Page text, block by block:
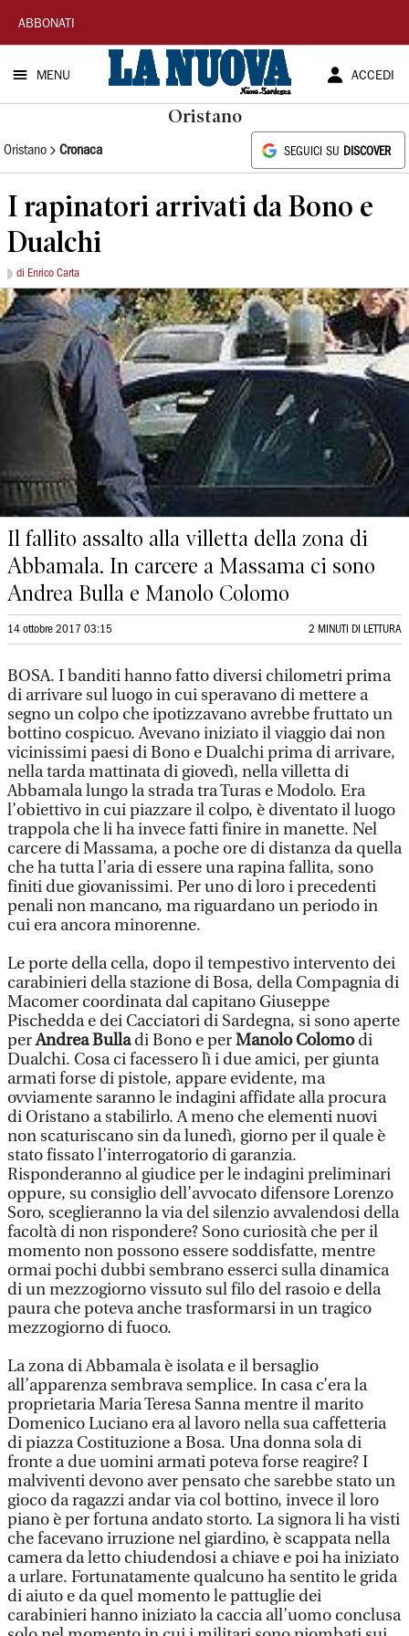
La
Nuova
Sardegna
ABBONATI
MENU ACCEDI
Oristano
Oristano Cronaca SEGUICI SU DISCOVER
I rapinatori arrivati da Bono e
Dualchi
di Enrico Carta
Il fallito assalto alla villetta della zona di
Abbamala. In carcere a Massama ci sono
Andrea Bulla e Manolo Colomo
14 ottobre 2017 03:15 2 MINUTI DI LETTURA
BOSA. I banditi hanno fatto diversi chilometri prima
di arrivare sul luogo in cui speravano di mettere a
segno un colpo che ipotizzavano avrebbe fruttato un
bottino cospicuo. Avevano iniziato il viaggio dai non
vicinissimi paesi di Bono e Dualchi prima di arrivare,
nella tarda mattinata di giovedì, nella villetta di
Abbamala lungo la strada tra Turas e Modolo. Era
l’obiettivo in cui piazzare il colpo, è diventato il luogo
trappola che li ha invece fatti finire in manette. Nel
carcere di Massama, a poche ore di distanza da quella
che ha tutta l’aria di essere una rapina fallita, sono
finiti due giovanissimi. Per uno di loro i precedenti
penali non mancano, ma riguardano un periodo in
cui era ancora minorenne.
Le porte della cella, dopo il tempestivo intervento dei
carabinieri della stazione di Bosa, della Compagnia di
Macomer coordinata dal capitano Giuseppe
Pischedda e dei Cacciatori di Sardegna, si sono aperte
perAndrea Bulladi Bono e perManolo Colomodi
Dualchi. Cosa ci facessero lì i due amici, per giunta
armati forse di pistole, appare evidente, ma
ovviamente saranno le indagini affidate alla procura
di Oristano a stabilirlo. A meno che elementi nuovi
non scaturiscano sin da lunedì, giorno per il quale è
stato fissato l’interrogatorio di garanzia.
Risponderanno al giudice per le indagini preliminari
oppure, su consiglio dell’avvocato difensore Lorenzo
Soro, sceglieranno la via del silenzio avvalendosi della
facoltà di non rispondere? Sono curiosità che per il
momento non possono essere soddisfatte, mentre
ormai pochi dubbi sembrano esserci sulla dinamica
di un mezzogiorno vissuto sul filo del rasoio e della
paura che poteva anche trasformarsi in un tragico
mezzogiorno di fuoco.
La zona di Abbamala è isolata e il bersaglio
all’apparenza sembrava semplice. In casa c’era la
proprietaria Maria Teresa Sanna mentre il marito
Domenico Luciano era al lavoro nella sua caffetteria
di piazza Costituzione a Bosa. Una donna sola di
fronte a due uomini armati poteva forse reagire? I
malviventi devono aver pensato che sarebbe stato un
gioco da ragazzi andar via col bottino, invece il loro
piano è per fortuna andato storto. La signora li ha visti
che facevano irruzione nel giardino, è scappata nella
camera da letto chiudendosi a chiave e poi ha iniziato
a urlare. Fortunatamente qualcuno ha sentito le grida
di aiuto e da quel momento le pattuglie dei
carabinieri hanno iniziato la caccia all’uomo conclusa